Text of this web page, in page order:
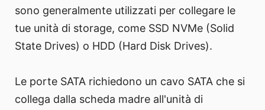
sono generalmente utilizzati per collegare le
tue unità di storage, come SSD NVMe (Solid
State Drives) o HDD (Hard Disk Drives).
Le porte SATA richiedono un cavo SATA che si
collega dalla scheda madre all'unità di